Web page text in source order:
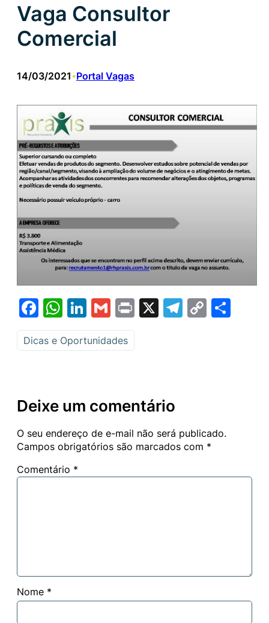
Vaga Consultor
Comercial
14/03/2021 •Portal Vagas
Facebook
WhatsApp
LinkedIn
GmailPrint
X Telegram
Copy
Dicas e Oportunidades
Deixe um comentário
O seu endereço de e-mail não será publicado.
Campos obrigatórios são marcados com *
Comentário *
Nome *